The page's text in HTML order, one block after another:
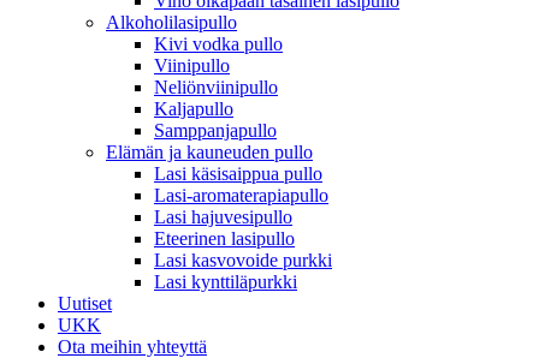
Alkoholilasipullo
Kivi vodka pullo
Viinipullo
Neliönviinipullo
Kaljapullo
Samppanjapullo
Elämän ja kauneuden pullo
Lasi käsisaippua pullo
Lasi-aromaterapiapullo
Lasi hajuvesipullo
Eteerinen lasipullo
Lasi kasvovoide purkki
Lasi kynttiläpurkki
Uutiset
UKK
Ota meihin yhteyttä